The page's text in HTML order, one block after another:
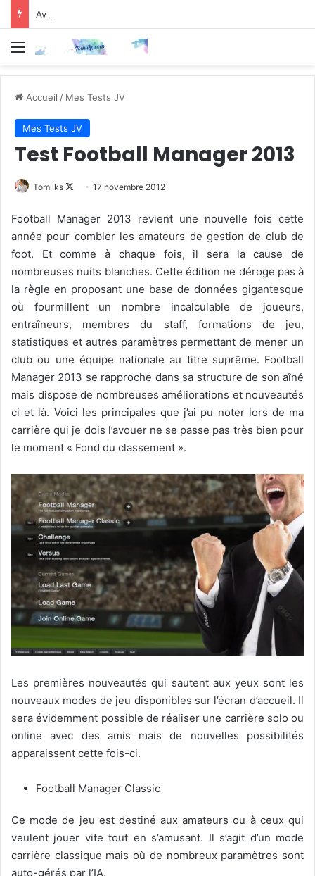
Avis Manga : Chiruran – Tome 3
Menu
Accueil / Mes Tests JV
Mes Tests JV
Test Football Manager 2013
Tomiiks
Follow
X
17 novembre 2012
Football Manager 2013 revient une nouvelle fois cette
année pour combler les amateurs de gestion de club de
foot. Et comme à chaque fois, il sera la cause de
nombreuses nuits blanches. Cette édition ne déroge pas à
la règle en proposant une base de données gigantesque
où fourmillent un nombre incalculable de joueurs,
entraîneurs, membres du staff, formations de jeu,
statistiques et autres paramètres permettant de mener un
club ou une équipe nationale au titre suprême. Football
Manager 2013 se rapproche dans sa structure de son aîné
mais dispose de nombreuses améliorations et nouveautés
ci et là. Voici les principales que j’ai pu noter lors de ma
carrière qui je dois l’avouer ne se passe pas très bien pour
le moment « Fond du classement ».
Les premières nouveautés qui sautent aux yeux sont les
nouveaux modes de jeu disponibles sur l’écran d’accueil. Il
sera évidemment possible de réaliser une carrière solo ou
online avec des amis mais de nouvelles possibilités
apparaissent cette fois-ci.
Football Manager Classic
Ce mode de jeu est destiné aux amateurs ou à ceux qui
veulent jouer vite tout en s’amusant. Il s’agit d’un mode
carrière classique mais où de nombreux paramètres sont
auto-gérés par l’IA.